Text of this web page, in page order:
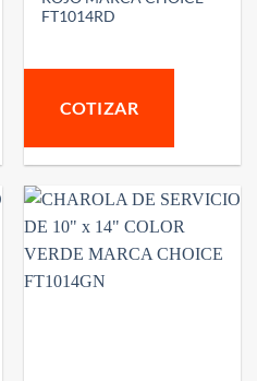
FT1014RD
COTIZAR